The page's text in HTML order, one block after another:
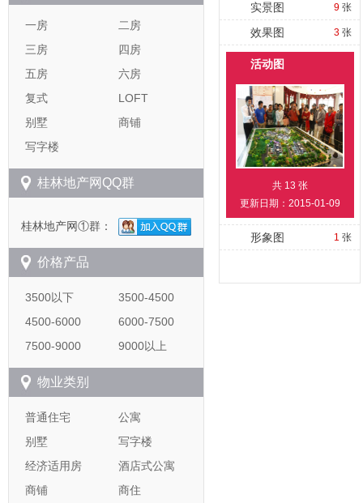
一房
二房
三房
四房
五房
六房
复式
LOFT
别墅
商铺
写字楼
桂林地产网QQ群
桂林地产网①群：
价格产品
3500以下
3500-4500
4500-6000
6000-7500
7500-9000
9000以上
物业类别
普通住宅
公寓
别墅
写字楼
经济适用房
酒店式公寓
商铺
商住
9 张
实景图
3 张
效果图
活动图
共 13 张
更新日期：2015-01-09
1 张
形象图